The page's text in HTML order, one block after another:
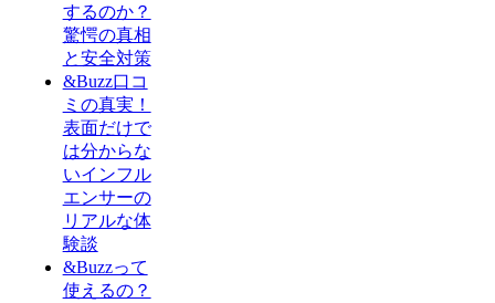
するのか？
驚愕の真相
と安全対策
&Buzz口コ
ミの真実！
表面だけで
は分からな
いインフル
エンサーの
リアルな体
験談
&Buzzって
使えるの？